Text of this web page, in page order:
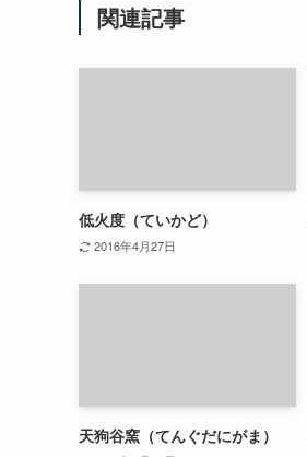
関連記事
低火度（ていかど）
2016年4月27日
天狗谷窯（てんぐだにがま）